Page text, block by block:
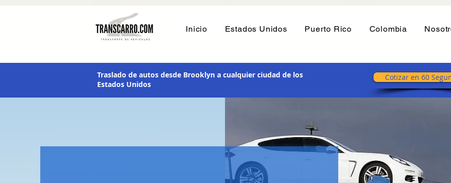
Inicio Estados Unidos Puerto Rico Colombia
Traslado de autos desde Brooklyn a cualquier ciudad de los
Estados Unidos
Cotizar en 60